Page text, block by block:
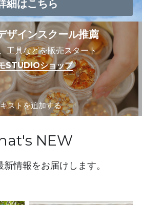
細はこちら
ザインスクール推薦
工具などを販売スタート
STUDIOショップ
ストを追加する
NEW
情報をお届けします。